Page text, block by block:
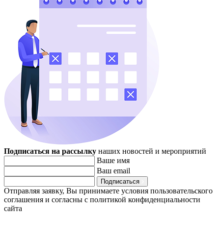
Подписаться на рассылку наших новостей и мероприятий
Ваше имя
Ваш email
Подписаться
Отправляя заявку, Вы принимаете условия пользовательского
соглашения и согласны с политикой конфиденциальности
сайта